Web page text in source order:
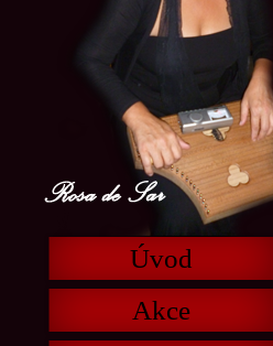
Úvod
Akce